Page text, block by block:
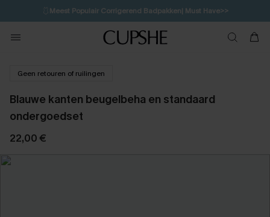
🩱Meest Populair Corrigerend Badpakken| Must Have>>
💌Abonneer je & ontvang tot 15% korting>>
Koop 3, krijg 15% korting | CODE: SW15
Geen retouren of ruilingen
Blauwe kanten beugelbeha en standaard
ondergoedset
22,00 €